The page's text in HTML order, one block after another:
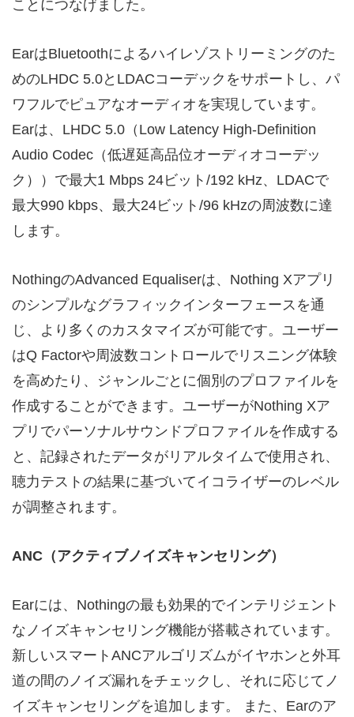
ことにつなげました。
EarはBluetoothによるハイレゾストリーミングのた
めのLHDC 5.0とLDACコーデックをサポートし、パ
ワフルでピュアなオーディオを実現しています。
Earは、LHDC 5.0（Low Latency High-Definition
Audio Codec（低遅延高品位オーディオコーデッ
ク））で最大1 Mbps 24ビット/192 kHz、LDACで
最大990 kbps、最大24ビット/96 kHzの周波数に達
します。
NothingのAdvanced Equaliserは、Nothing Xアプリ
のシンプルなグラフィックインターフェースを通
じ、より多くのカスタマイズが可能です。ユーザー
はQ Factorや周波数コントロールでリスニング体験
を高めたり、ジャンルごとに個別のプロファイルを
作成することができます。ユーザーがNothing Xア
プリでパーソナルサウンドプロファイルを作成する
と、記録されたデータがリアルタイムで使用され、
聴力テストの結果に基づいてイコライザーのレベル
が調整されます。
ANC （アクティブノイズキャンセリング）
Earには、Nothingの最も効果的でインテリジェント
なノイズキャンセリング機能が搭載されています。
新しいスマートANCアルゴリズムがイヤホンと外耳
道の間のノイズ漏れをチェックし、それに応じてノ
イズキャンセリングを追加します。 また、Earのア